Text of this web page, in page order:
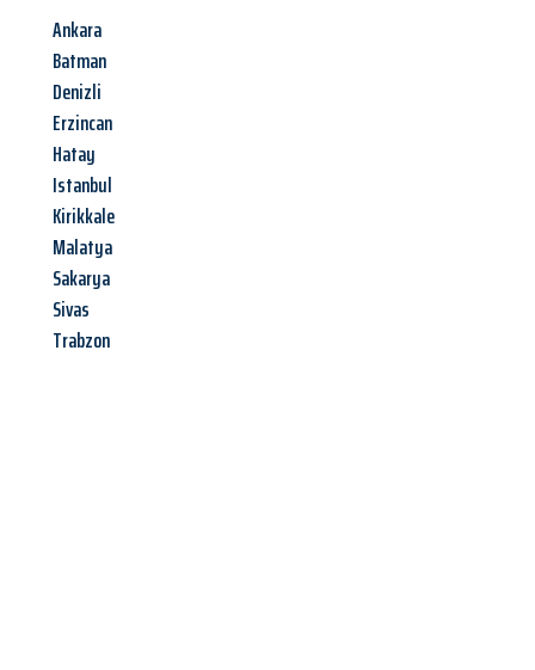
Ankara
Batman
Denizli
Erzincan
Hatay
Istanbul
Kirikkale
Malatya
Sakarya
Sivas
Trabzon